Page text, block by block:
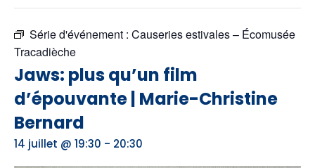
Série d'événement : Causeries estivales – Écomusée
Tracadièche
Jaws: plus qu’un film
d’épouvante | Marie-Christine
Bernard
14 juillet @ 19:30 - 20:30